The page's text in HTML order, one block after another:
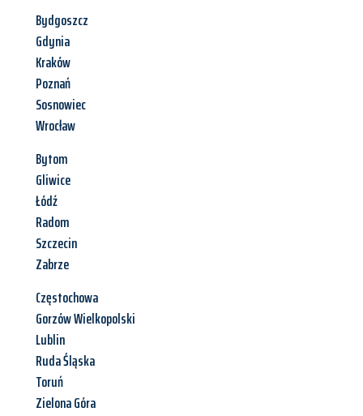
Bydgoszcz
Gdynia
Kraków
Poznań
Sosnowiec
Wrocław
Bytom
Gliwice
Łódź
Radom
Szczecin
Zabrze
Częstochowa
Gorzów Wielkopolski
Lublin
Ruda Śląska
Toruń
Zielona Góra